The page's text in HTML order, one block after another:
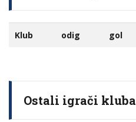
Klub odig gol
Ostali igrači kluba